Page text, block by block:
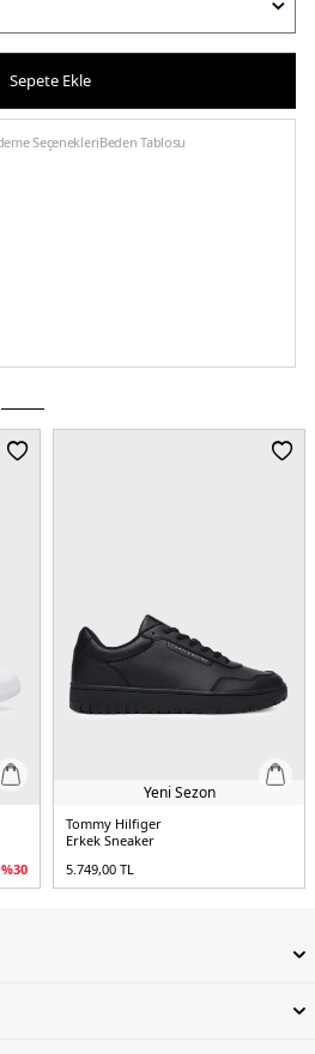
Sepete Ekle
SeçenekleriBeden Tablosu
30
Yeni Sezon
Tommy Hilfiger
Erkek Sneaker
5.749,00 TL